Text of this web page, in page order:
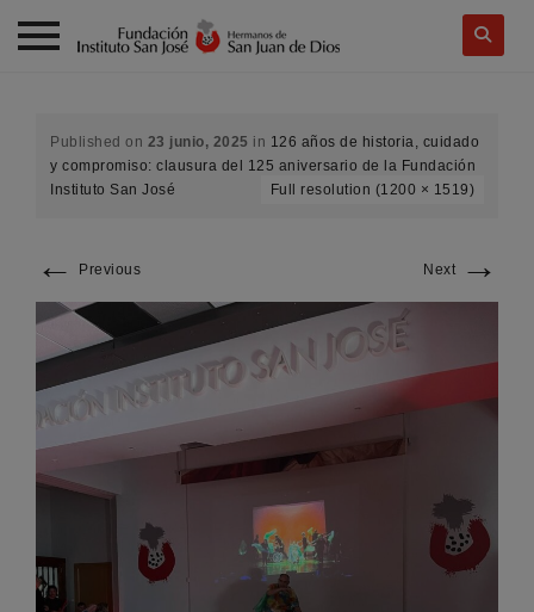
Published on 23 junio, 2025 in 126 años de historia, cuidado
y compromiso: clausura del 125 aniversario de la Fundación
Instituto San José
Full resolution (1200 × 1519)
← Previous Next →